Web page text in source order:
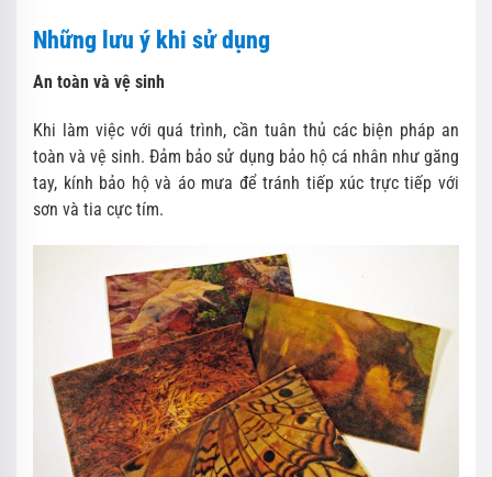
Những lưu ý khi sử dụng
An toàn và vệ sinh
Khi làm việc với quá trình, cần tuân thủ các biện pháp an
toàn và vệ sinh. Đảm bảo sử dụng bảo hộ cá nhân như găng
tay, kính bảo hộ và áo mưa để tránh tiếp xúc trực tiếp với
sơn và tia cực tím.